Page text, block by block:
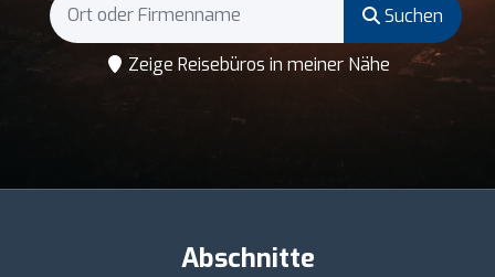
Suchen
Zeige Reisebüros in meiner Nähe
Abschnitte